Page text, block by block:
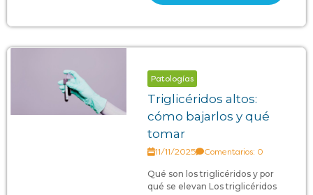
Patologías
Triglicéridos altos:
cómo bajarlos y qué
tomar
11/11/2025 Comentarios: 0
Qué son los triglicéridos y por
qué se elevan Los triglicéridos